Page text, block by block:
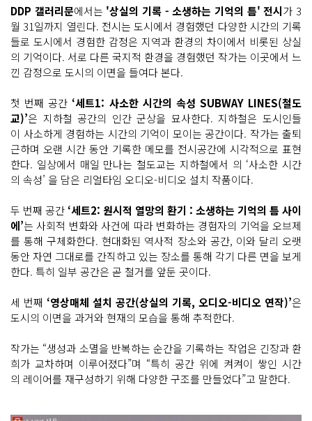
DDP 갤러리문에서는 '상실의 기록 - 소생하는 기억의 틈' 전시가 3
월 31일까지 열린다. 전시는 도시에서 경험했던 다양한 시간의 기록
들로 도시에서 경험한 감정은 지역과 환경의 차이에서 비롯된 상실
의 기억이다. 서로 다른 국지적 환경을 경험했던 작가는 이곳에서 느
낀 감정으로 도시의 이면을 들여다 본다.
첫 번째 공간 ‘세트1: 사소한 시간의 속성 SUBWAY LINES(철도
교)’은 지하철 공간의 인간 군상을 묘사한다. 지하철은 도시인들
이 사소하게 경험하는 시간의 기억이 모이는 공간이다. 작가는 출퇴
근하며 오랜 시간 동안 기록한 메모를 전시공간에 시각적으로 표현
한다. 일상에서 매일 만나는 철도교는 지하철에서 의 ‘사소한 시간
의 속성’ 을 담은 리얼타임 오디오-비디오 설치 작품이다.
두 번째 공간 ‘세트2: 원시적 열망의 환기 : 소생하는 기억의 틈 사이
에’는 사회적 변화와 사건에 따라 변화하는 경험자의 기억을 오브제
를 통해 구체화한다. 현대화된 역사적 장소와 공간, 이와 달리 오랫
동안 자연 그대로를 간직하고 있는 장소를 통해 각기 다른 면을 보게
한다. 특히 일부 공간은 곧 철거를 앞둔 곳이다.
세 번째 ‘영상매체 설치 공간(상실의 기록, 오디오-비디오 연작)’은
도시의 이면을 과거와 현재의 모습을 통해 추적한다.
작가는 “생성과 소멸을 반복하는 순간을 기록하는 작업은 긴장과 환
희가 교차하며 이루어졌다”며 “특히 공간 위에 켜켜이 쌓인 시간
의 레이어를 재구성하기 위해 다양한 구조를 만들었다”고 말한다.